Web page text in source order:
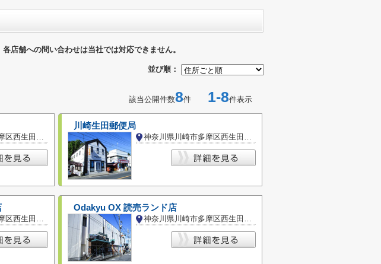
店舗への問い合わせは当社では対応できません。
並び順：
該当公開件数8件 1-8件表示
神奈川県川崎市多摩区西生田１丁目
川崎生田郵便局
神奈川県川崎市多摩区西生田１丁目
神奈川県川崎市多摩区西生田３丁目
Odakyu OX 読売ランド店
神奈川県川崎市多摩区西生田３丁目